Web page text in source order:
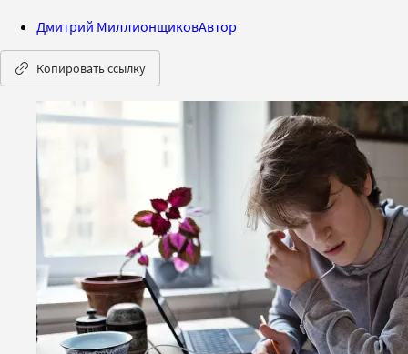
Дмитрий МиллионщиковАвтор
Копировать ссылку